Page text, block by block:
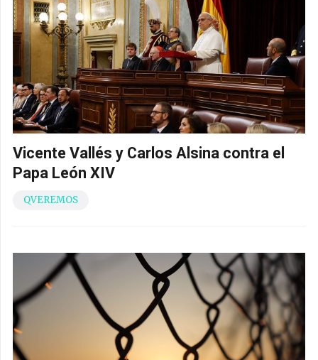
Vicente Vallés y Carlos Alsina contra el
Papa León XIV
QVEREMOS